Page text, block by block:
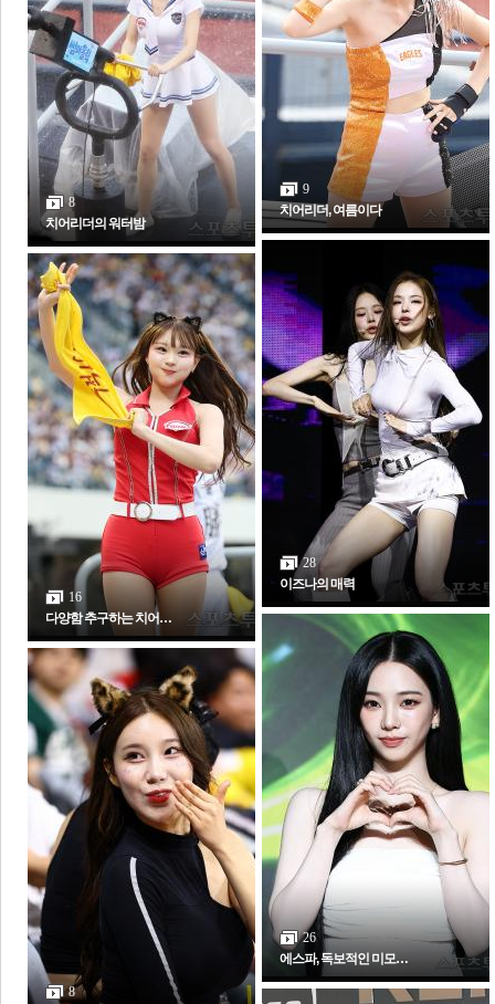
인
포토갤러리
8
치어리더의 워터밤
16
다양함 추구하는 치어…
8
9
치어리더, 여름이다
28
이즈나의 매력
26
에스파, 독보적인 미모…